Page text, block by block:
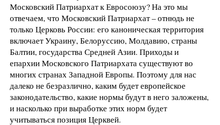
Московский Патриархат к Евросоюзу? На это мы
отвечаем, что Московский Патриархат – отнюдь не
только Церковь России: его каноническая территория
включает Украину, Белоруссию, Молдавию, страны
Балтии, государства Средней Азии. Приходы и
епархии Московского Патриархата существуют во
многих странах Западной Европы. Поэтому для нас
далеко не безразлично, каким будет европейское
законодательство, какие нормы будут в него заложены,
и насколько при выработке этих норм будет
учитываться позиция Церквей.